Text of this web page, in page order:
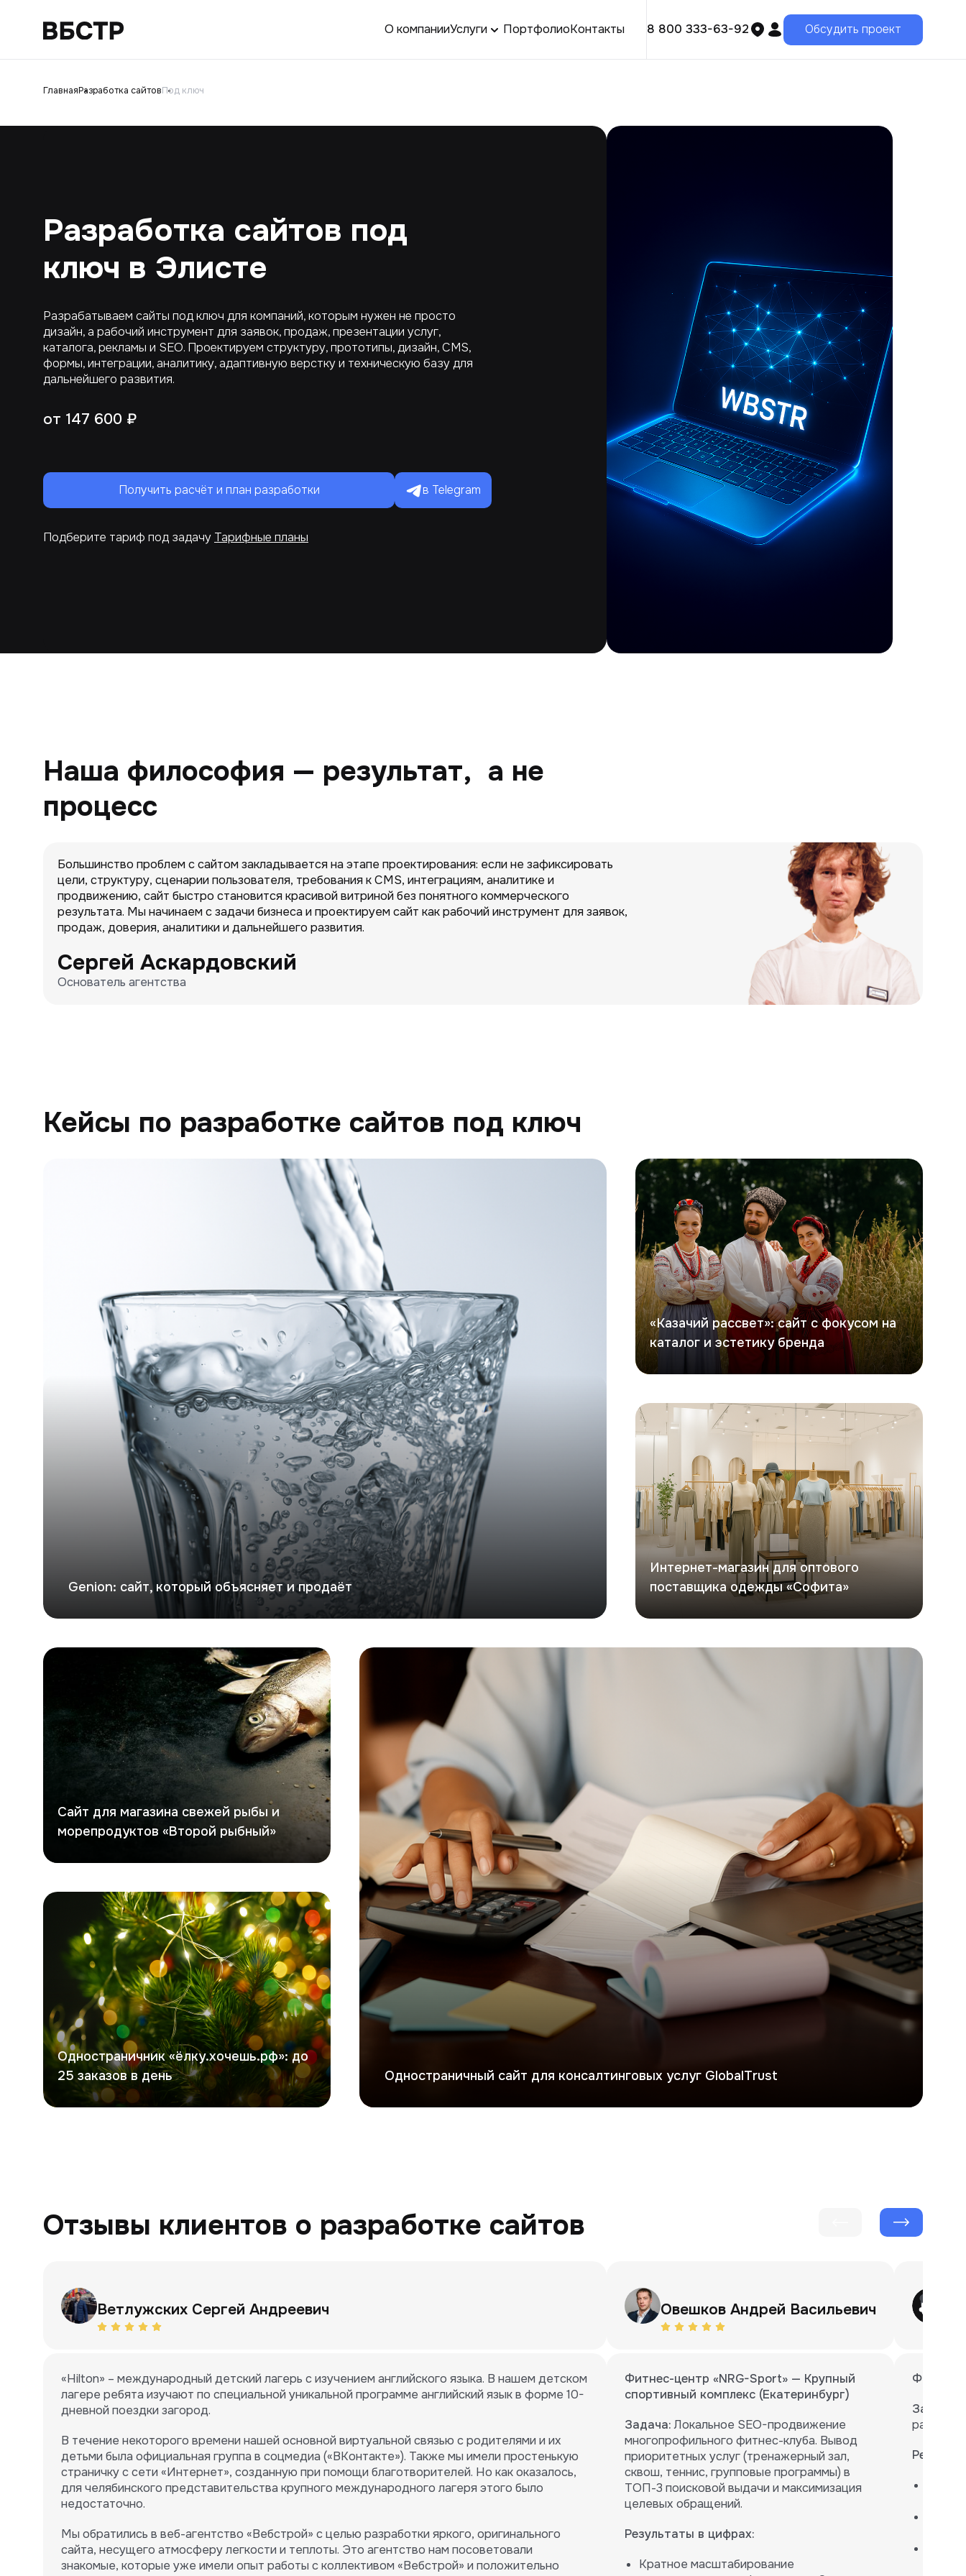
О компанииУслуги ПортфолиоКонтакты 8 800 333-63-92 Обсудить проект
ГлавнаяРазработка сайтовПод ключ
Разработка сайтов под
ключ в Элисте
Разрабатываем сайты под ключ для компаний, которым нужен не просто
дизайн, а рабочий инструмент для заявок, продаж, презентации услуг,
каталога, рекламы и SEO. Проектируем структуру, прототипы, дизайн, CMS,
формы, интеграции, аналитику, адаптивную верстку и техническую базу для
дальнейшего развития.
от 147 600 ₽
Получить расчёт и план разработки в Telegram
Подберите тариф под задачу Тарифные планы
Наша философия — результат, а не
процесс
Большинство проблем с сайтом закладывается на этапе проектирования: если не зафиксировать
цели, структуру, сценарии пользователя, требования к CMS, интеграциям, аналитике и
продвижению, сайт быстро становится красивой витриной без понятного коммерческого
результата. Мы начинаем с задачи бизнеса и проектируем сайт как рабочий инструмент для заявок,
продаж, доверия, аналитики и дальнейшего развития.
Сергей Аскардовский
Основатель агентства
Кейсы по разработке сайтов под ключ
Genion: сайт, который объясняет и продаёт
Казачий рассвет
«Казачий рассвет»: сайт с фокусом на
каталог и эстетику бренда
Софита
Интернет-магазин для оптового
поставщика одежды «Софита»
Второй рыбный
Сайт для магазина свежей рыбы и
морепродуктов «Второй рыбный»
GlobalTrust
Одностраничный сайт для консалтинговых услуг GlobalTrust
Хочешь елку
Одностраничник «ёлку.хочешь.рф»: до
25 заказов в день
Отзывы клиентов о разработке сайтов
Ветлужских Сергей Андреевич
«Hilton» – международный детский лагерь с изучением английского языка. В нашем детском
лагере ребята изучают по специальной уникальной программе английский язык в форме 10-
дневной поездки загород.
В течение некоторого времени нашей основной виртуальной связью с родителями и их
детьми была официальная группа в соцмедиа («ВКонтакте»). Также мы имели простенькую
страничку с сети «Интернет», созданную при помощи благотворителей. Но как оказалось,
для челябинского представительства крупного международного лагеря этого было
недостаточно.
Мы обратились в веб-агентство «Вебстрой» с целью разработки яркого, оригинального
сайта, несущего атмосферу легкости и теплоты. Это агентство нам посоветовали
знакомые, которые уже имели опыт работы с коллективом «Вебстрой» и положительно
Овешков Андрей Васильевич
Фитнес-центр «NRG-Sport» — Крупный
спортивный комплекс (Екатеринбург)
Задача:Локальное SEO-продвижение
многопрофильного фитнес-клуба. Вывод
приоритетных услуг (тренажерный зал,
сквош, теннис, групповые программы) в
ТОП-3 поисковой выдачи и максимизация
целевых обращений.
Результаты в цифрах:
Кратное масштабирование
Задача: